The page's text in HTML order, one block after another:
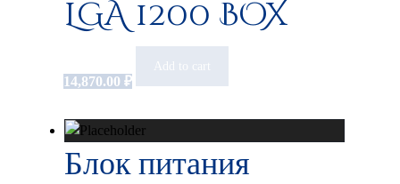
LGA 1200 BOX
14,870.00₽
Add to cart
Блок питания